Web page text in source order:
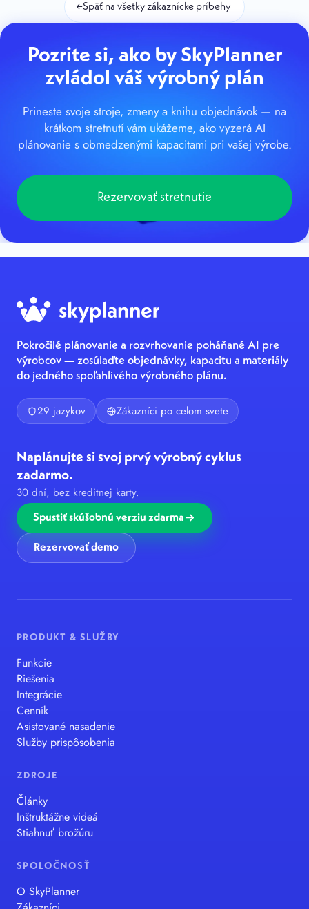
←Späť na všetky zákaznícke príbehy
Pozrite si, ako by SkyPlanner
zvládol váš výrobný plán
Prineste svoje stroje, zmeny a knihu objednávok — na
krátkom stretnutí vám ukážeme, ako vyzerá AI
plánovanie s obmedzenými kapacitami pri vašej výrobe.
Rezervovať stretnutie
Pokročilé plánovanie a rozvrhovanie poháňané AI pre
výrobcov — zosúlaďte objednávky, kapacitu a materiály
do jedného spoľahlivého výrobného plánu.
29 jazykov Zákazníci po celom svete
Naplánujte si svoj prvý výrobný cyklus
zadarmo.
30 dní, bez kreditnej karty.
Spustiť skúšobnú verziu zdarma
Rezervovať demo
PRODUKT & SLUŽBY
Funkcie
Riešenia
Integrácie
Cenník
Asistované nasadenie
Služby prispôsobenia
ZDROJE
Články
Inštruktážne videá
Stiahnuť brožúru
SPOLOČNOSŤ
O SkyPlanner